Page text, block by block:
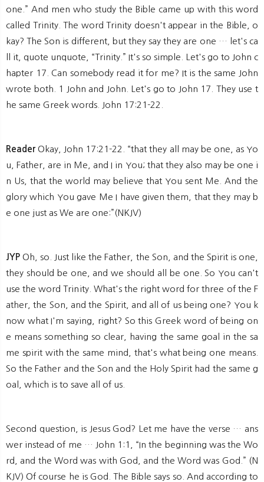
one.” And men who study the Bible came up with this word
called Trinity. The word Trinity doesn't appear in the Bible, o
kay? The Son is different, but they say they are one … let's ca
ll it, quote unquote, “Trinity.” It's so simple. Let's go to John c
hapter 17. Can somebody read it for me? It is the same John
wrote both. 1 John and John. Let's go to John 17. They use t
he same Greek words. John 17:21-22.
ReaderOkay, John 17:21-22. “that they all may be one, as Yo
u, Father, are in Me, and I in You; that they also may be one i
n Us, that the world may believe that You sent Me. And the
glory which You gave Me I have given them, that they may b
e one just as We are one:”(NKJV)
JYP Oh, so. Just like the Father, the Son, and the Spirit is one,
they should be one, and we should all be one. So You can't
use the word Trinity. What's the right word for three of the F
ather, the Son, and the Spirit, and all of us being one? You k
now what I'm saying, right? So this Greek word of being on
e means something so clear, having the same goal in the sa
me spirit with the same mind, that's what being one means.
So the Father and the Son and the Holy Spirit had the same g
oal, which is to save all of us.
Second question, is Jesus God? Let me have the verse … ans
wer instead of me … John 1:1, “In the beginning was the Wo
rd, and the Word was with God, and the Word was God.” (N
KJV) Of course he is God. The Bible says so. And according to